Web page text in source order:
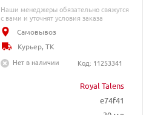
Royal Talens
e74f41
Наши менеджеры обязательно свяжутся
с вами и уточнят условия заказа
Самовывоз
Курьер, ТК
Нет в наличии
Код: 11253341